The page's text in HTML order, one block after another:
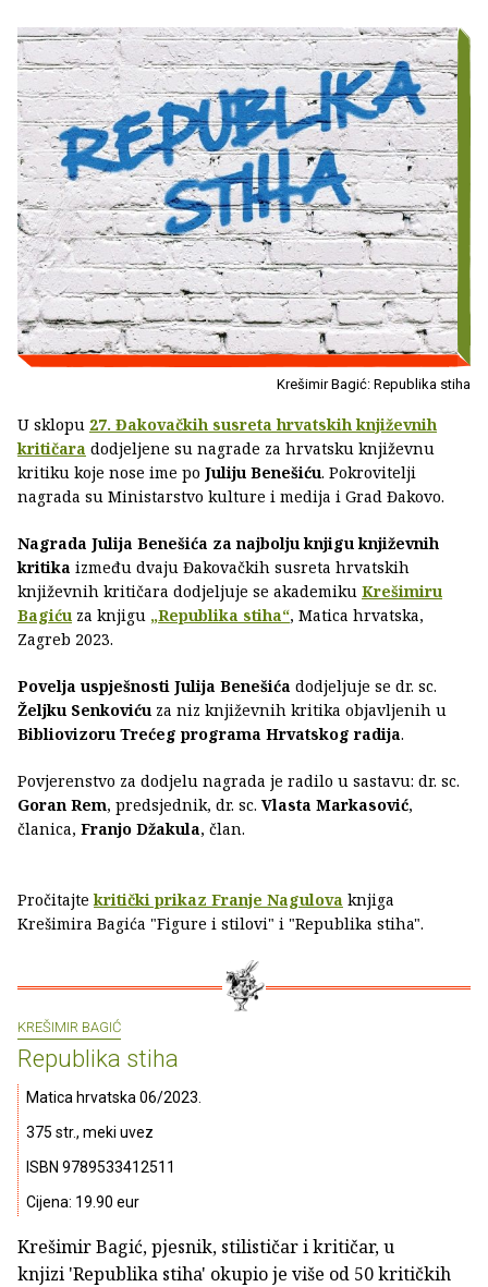
Krešimir Bagić: Republika stiha
U sklopu 27. Đakovačkih susreta hrvatskih književnih
kritičara dodjeljene su nagrade za hrvatsku književnu
kritiku koje nose ime po Juliju Benešiću. Pokrovitelji
nagrada su Ministarstvo kulture i medija i Grad Đakovo.
Nagrada Julija Benešića za najbolju knjigu književnih
kritika između dvaju Đakovačkih susreta hrvatskih
književnih kritičara dodjeljuje se akademiku Krešimiru
Bagiću za knjigu „Republika stiha“, Matica hrvatska,
Zagreb 2023.
Povelja uspješnosti Julija Benešića dodjeljuje se dr. sc.
Željku Senkoviću za niz književnih kritika objavljenih u
Bibliovizoru Trećeg programa Hrvatskog radija.
Povjerenstvo za dodjelu nagrada je radilo u sastavu: dr. sc.
Goran Rem, predsjednik, dr. sc. Vlasta Markasović,
članica, Franjo Džakula, član.
Pročitajtekritički prikaz Franje Nagulova knjiga
Krešimira Bagića "Figure i stilovi" i "Republika stiha".
KREŠIMIR BAGIĆ
Republika stiha
Matica hrvatska 06/2023.
375 str., meki uvez
ISBN 9789533412511
Cijena: 19.90 eur
Krešimir Bagić, pjesnik, stilističar i kritičar, u
knjizi 'Republika stiha' okupio je više od 50 kritičkih